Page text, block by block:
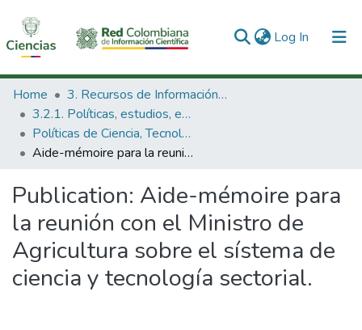
Log In (current)
Communities & Collections
All of DSpace
Statistics
Home
3. Recursos de Información Científica y Tecnológica
3.2.1. Políticas, estudios, evaluaciones e indicadores de CTeI
Políticas de Ciencia, Tecnología e Innovación
Aide-mémoire para la reunión con el Ministro de Agricultura sobre el sístema de ciencia y tecnología sectorial.
Publication: Aide-mémoire para
la reunión con el Ministro de
Agricultura sobre el sístema de
ciencia y tecnología sectorial.